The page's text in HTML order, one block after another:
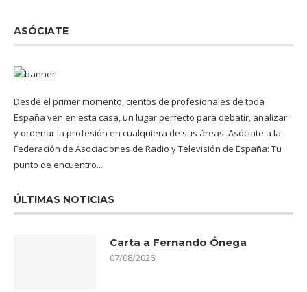
ASÓCIATE
Desde el primer momento, cientos de profesionales de toda
España ven en esta casa, un lugar perfecto para debatir, analizar
y ordenar la profesión en cualquiera de sus áreas. Asóciate a la
Federación de Asociaciones de Radio y Televisión de España: Tu
punto de encuentro...
ÚLTIMAS NOTICIAS
Carta a Fernando Ónega
07/08/2026